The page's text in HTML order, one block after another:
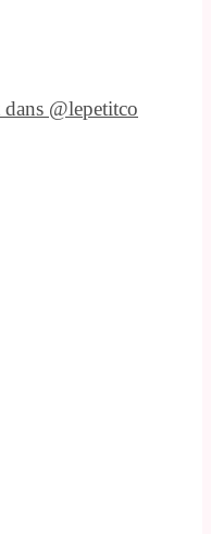
@lepetitco